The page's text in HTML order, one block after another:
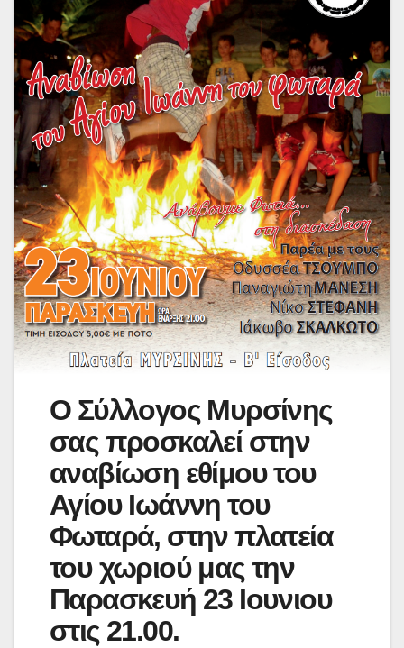
Ο Σύλλογος Μυρσίνης
σας προσκαλεί στην
αναβίωση εθίμου του
Αγίου Ιωάννη του
Φωταρά, στην πλατεία
του χωριού μας την
Παρασκευή 23 Ιουνιου
στις 21.00.